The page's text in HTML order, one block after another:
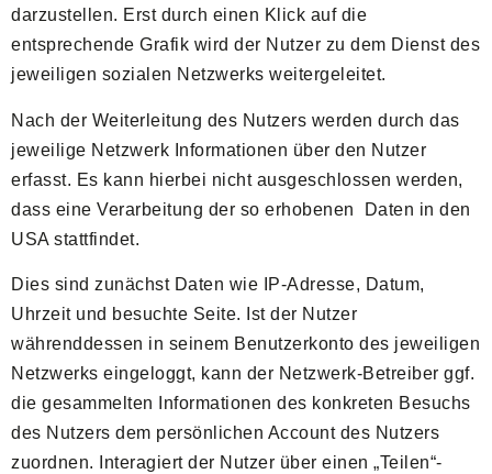
darzustellen. Erst durch einen Klick auf die
entsprechende Grafik wird der Nutzer zu dem Dienst des
jeweiligen sozialen Netzwerks weitergeleitet.
Nach der Weiterleitung des Nutzers werden durch das
jeweilige Netzwerk Informationen über den Nutzer
erfasst. Es kann hierbei nicht ausgeschlossen werden,
dass eine Verarbeitung der so erhobenen Daten in den
USA stattfindet.
Dies sind zunächst Daten wie IP-Adresse, Datum,
Uhrzeit und besuchte Seite. Ist der Nutzer
währenddessen in seinem Benutzerkonto des jeweiligen
Netzwerks eingeloggt, kann der Netzwerk-Betreiber ggf.
die gesammelten Informationen des konkreten Besuchs
des Nutzers dem persönlichen Account des Nutzers
zuordnen. Interagiert der Nutzer über einen „Teilen“-